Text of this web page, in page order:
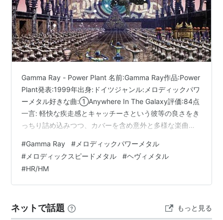
asin:B0002V01WE
Sigh No More (1991)asin:B000060NNO
Insanity And Genius (1993)asin:B000060NNP
Alive'95 (1995) （ライヴ・アルバム）
asin:B000006YWU
Land Of The Free (1995)asin:B000060NNQ
asin:B000009E8B
Somewhere Out In Space (1997)
asin:B000060NNR
The Karaoke Album (1997)asin:B0000070CM
Powerplant (1999) asin:B000060NNS
Blast From The Past (2000) （ベスト・アルバ
ム）
No World Order (2001)asin:B00005MMNP
ム）asin:B0000AFOM5
Gamma Ray - Power Plant 名前:Gamma Ray作品:Power
Plant発表:1999年出身:ドイツジャンル:メロディックパワ
ーメタル好きな曲:①Anywhere In The Galaxy評価:84点
一言: 軽快な疾走感とキャッチーさという彼等の良さをき
っちり詰め込みつつ、カバーを含め意外と多様な楽曲が
すすめメタルアルバム紹介するマン (@OsusuMetalMan)
2024年4月13日 ランキング参加中HM/HRランキング参加
中メタル
#Gamma Ray # メロディックパワーメタル
# メロディックスピードメタル #ヘヴィメタル
#HR/HM
ネットで話題 もっと見る